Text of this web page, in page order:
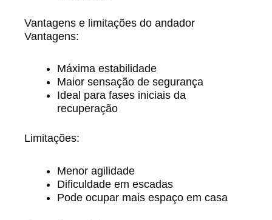
Vantagens e limitações do andador
Vantagens:
Máxima estabilidade
Maior sensação de segurança
Ideal para fases iniciais da
recuperação
Limitações:
Menor agilidade
Dificuldade em escadas
Pode ocupar mais espaço em casa